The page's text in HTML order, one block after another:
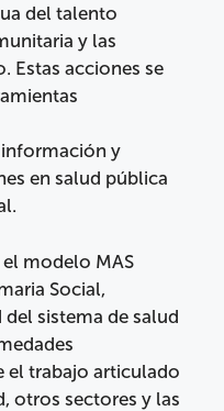
del talento
y las
Estas acciones se
información y
en salud pública
el modelo MAS
Social,
sistema de salud
el trabajo articulado
otros sectores y las